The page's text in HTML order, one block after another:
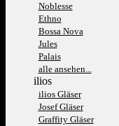
Noblesse
Ethno
Bossa Nova
Jules
Palais
alle ansehen...
ilios
ilios Gläser
Josef Gläser
Graffity Gläser